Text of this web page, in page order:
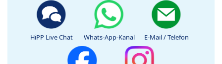
HiPP Live Chat Whats-App-Kanal E-Mail / Telefon